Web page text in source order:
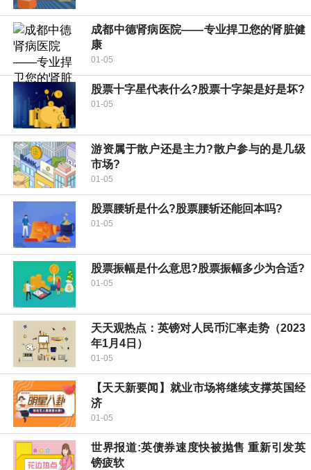
成都中德肾病医院——专业捍卫您的肾脏健
康
01-05
股票十字星代表什么?股票十字架是好是坏?
01-05
游资属于散户还是主力?散户参与的是几级
市场?
01-05
股票腰斩是什么?股票腰斩还能回本吗?
01-05
股票振幅是什么意思?股票振幅多少为合适?
01-05
天天观热点：英镑对人民币汇率走势（2023
年1月4日）
01-05
【天天新要闻】就业市场将继续支撑英国经
济
01-05
世界报道:英债券速度快被抛售 重新引发英
镑疲软